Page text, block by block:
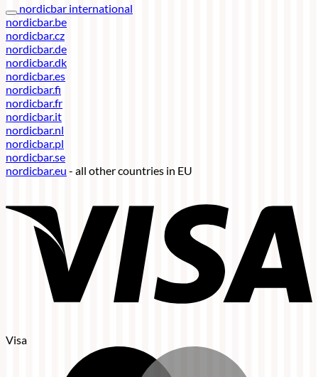
nordicbar international
nordicbar.be
nordicbar.cz
nordicbar.de
nordicbar.dk
nordicbar.es
nordicbar.fi
nordicbar.fr
nordicbar.it
nordicbar.nl
nordicbar.pl
nordicbar.se
nordicbar.eu - all other countries in EU
Visa